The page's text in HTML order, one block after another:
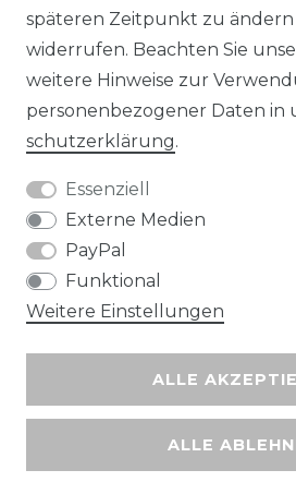
Wir
späteren Zeitpunkt zu ändern
widerrufen. Beachten Sie
weitere Hinweise zur
personenbezogener Daten in
schutz­erklärung.
Essenziell
Externe Medien
PayPal
Funktional
Weitere Einstellungen
ALLE
ALLE